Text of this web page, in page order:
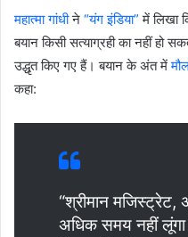
महात्मा गांधीने “यंग इंडिया” में लिखा
बयान किसी सत्याग्रही का नहीं
उद्धृत किए गए हैं। बयान के अंत में
कहा:
“श्रीमान
अधिक समय नहीं